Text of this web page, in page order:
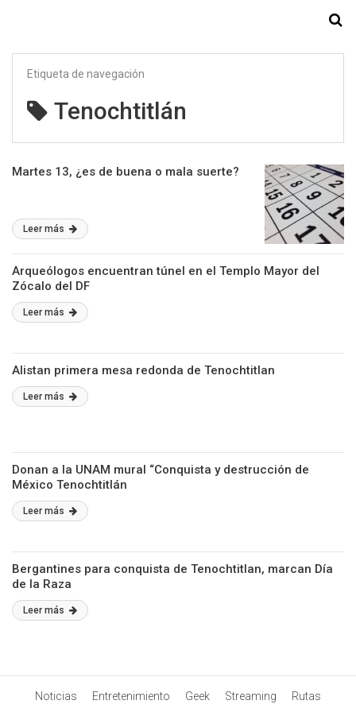
Etiqueta de navegación
Tenochtitlán
Martes 13, ¿es de buena o mala suerte?
Leer más
Arqueólogos encuentran túnel en el Templo Mayor del
Zócalo del DF
Leer más
Alistan primera mesa redonda de Tenochtitlan
Leer más
Donan a la UNAM mural “Conquista y destrucción de
México Tenochtitlán
Leer más
Bergantines para conquista de Tenochtitlan, marcan Día
de la Raza
Leer más
Noticias Entretenimiento Geek Streaming
Rutas